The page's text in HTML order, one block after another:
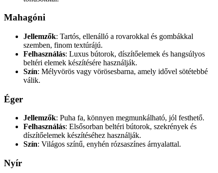
Mahagóni
Jellemzők: Tartós, ellenálló a rovarokkal és gombákkal
szemben, finom textúrájú.
Felhasználás: Luxus bútorok, díszítőelemek és hangsúlyos
beltéri elemek készítésére használják.
Szín: Mélyvörös vagy vörösesbarna, amely idővel sötétebbé
válik.
Éger
Jellemzők: Puha fa, könnyen megmunkálható, jól festhető.
Felhasználás: Elsősorban beltéri bútorok, szekrények és
díszítőelemek készítéséhez használják.
Szín: Világos színű, enyhén rózsaszínes árnyalattal.
Nyír